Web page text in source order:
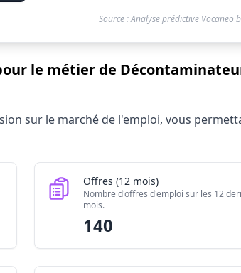
Source : Analyse prédictive Vocaneo
le métier de
/ Décontamineuse nucléaire et
80
sur le marché de l'emploi, vous
Offres (12 mois)
Nombre d'offres d'emploi sur les 12
mois.
140